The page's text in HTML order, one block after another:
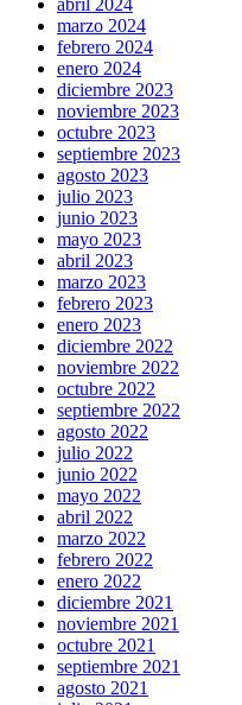
abril 2024
marzo 2024
febrero 2024
enero 2024
diciembre 2023
noviembre 2023
octubre 2023
septiembre 2023
agosto 2023
julio 2023
junio 2023
mayo 2023
abril 2023
marzo 2023
febrero 2023
enero 2023
diciembre 2022
noviembre 2022
octubre 2022
septiembre 2022
agosto 2022
julio 2022
junio 2022
mayo 2022
abril 2022
marzo 2022
febrero 2022
enero 2022
diciembre 2021
noviembre 2021
octubre 2021
septiembre 2021
agosto 2021